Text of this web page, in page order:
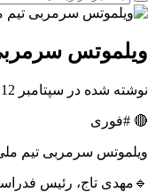
ویلموتس
نوشته شده در سپتامبر 12, 2019
🔴 #فوری
ویلموتس سرمربی تیم
🔹مهدی تاج، رئیس